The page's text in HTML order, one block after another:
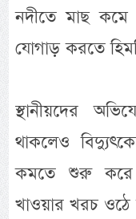
নদীতে মাছ কমে
যোগাড় করতে
স্থানীয়দের
থাকলেও
কমতে শুরু করে
খাওয়ার খরচ ওঠে